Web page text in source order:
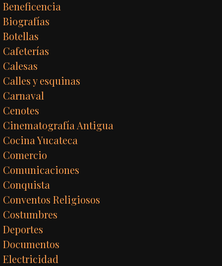
Beneficencia
Biografías
Botellas
Cafeterías
Calesas
Calles y esquinas
Carnaval
Cenotes
Cinematografía Antigua
Cocina Yucateca
Comercio
Comunicaciones
Conquista
Conventos Religiosos
Costumbres
Deportes
Documentos
Electricidad